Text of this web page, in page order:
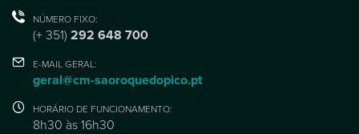
NÚMERO FIXO:
(+ 351) 292 648 700
E-MAIL GERAL:
geral@cm-saoroquedopico.pt
HORÁRIO DE FUNCIONAMENTO:
8h30 às 16h30